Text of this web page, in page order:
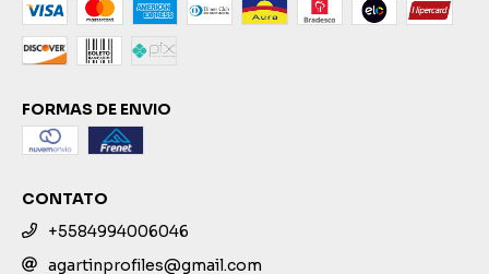
FORMAS DE ENVIO
CONTATO
+5584994006046
agartinprofiles@gmail.com